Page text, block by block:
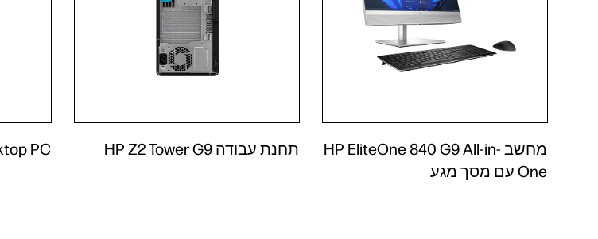
PC תחנת עבודה HP Z2 Tower G9
מחשב HP EliteOne 840 G9 All-in-
One עם מסך מגע